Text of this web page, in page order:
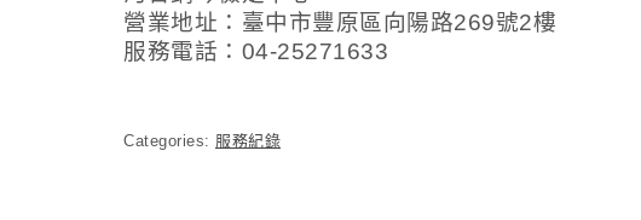
營業地址：臺中市豐原區向陽路269號2樓
服務電話：04-25271633
Categories: 服務紀錄